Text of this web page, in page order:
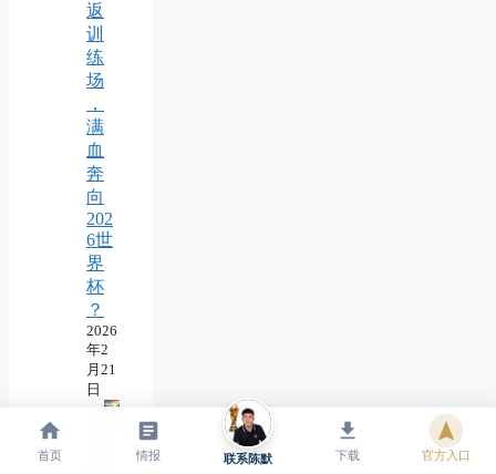
返
训
练
场
，
满
血
奔
向
202
6世
界
杯
？
2026
年2
月21
日
首页 情报 联系陈默 下载 官方入口